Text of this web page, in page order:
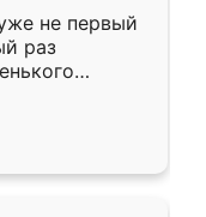
не первый
раз
второй раз
очень